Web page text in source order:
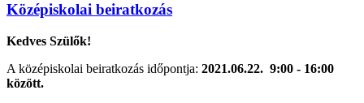
Középiskolai beiratkozás
Kedves Szülők!
A középiskolai beiratkozás időpontja: 2021.06.22. 9:00 - 16:00
között.